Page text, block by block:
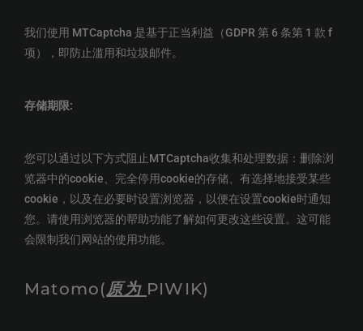
我们使用 MTCaptcha 是基于正当利益（GDPR 第 6 条第 1 款 f
项），即防止滥用和垃圾邮件。
存储期限:
您可以通过以下方式阻止MTCaptcha收集和处理数据：删除浏
览器中的cookie、完全停用cookie的存储、有选择地接受某些
cookie，以及在必要时设置浏览器，以便在设置cookie时通知
您。请使用浏览器的帮助功能了解如何更改这些设置。这可能
会限制我们网站的使用功能。
Matomo(原为 PIWIK)